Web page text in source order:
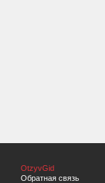
OtzyvGid
Обратная связь